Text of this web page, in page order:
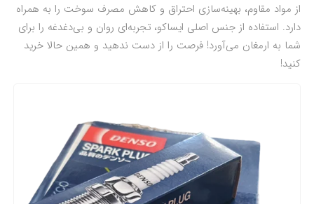
از مواد مقاوم، بهینه‌سازی احتراق و کاهش مصرف سوخت را به همراه
دارد. استفاده از جنس اصلی ایساکو، تجربه‌ای روان و بی‌دغدغه را برای
شما به ارمغان می‌آورد! فرصت را از دست ندهید و همین حالا خرید
کنید!